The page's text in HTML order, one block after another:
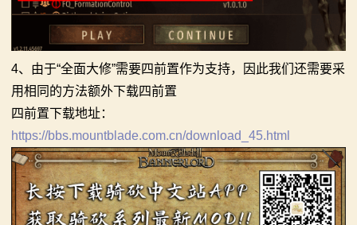
4、由于“全面大修”需要四前置作为支持，因此我们还需要采
用相同的方法额外下载四前置
四前置下载地址：
https://bbs.mountblade.com.cn/download_45.html